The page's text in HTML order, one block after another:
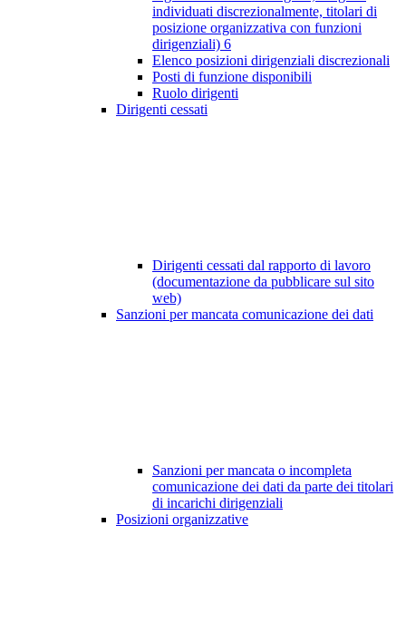
individuati discrezionalmente, titolari di
posizione organizzativa con funzioni
dirigenziali) 6
Elenco posizioni dirigenziali discrezionali
Posti di funzione disponibili
Ruolo dirigenti
Dirigenti cessati
Dirigenti cessati dal rapporto di lavoro
(documentazione da pubblicare sul sito
web)
Sanzioni per mancata comunicazione dei dati
Sanzioni per mancata o incompleta
comunicazione dei dati da parte dei titolari
di incarichi dirigenziali
Posizioni organizzative